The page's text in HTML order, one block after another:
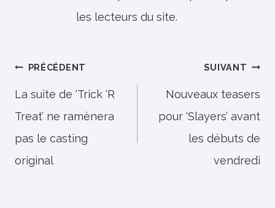
les lecteurs du site.
Navigation
de
l’article
PRÉCÉDENT
La suite de ‘Trick ‘R
Treat’ ne ramènera
pas le casting
original
SUIVANT
Nouveaux teasers
pour ‘Slayers’ avant
les débuts de
vendredi